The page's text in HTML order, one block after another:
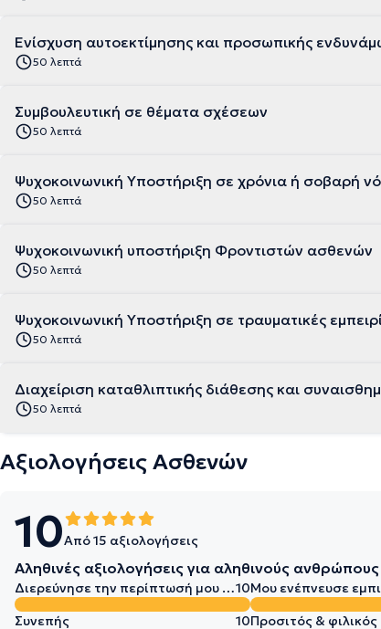
Ενίσχυση αυτοεκτίμησης και προσωπικής
50 λεπτά
Συμβουλευτική σε θέματα σχέσεων
50 λεπτά
Ψυχοκοινωνική Υποστήριξη σε χρόνια ή σοβαρή
50 λεπτά
Ψυχοκοινωνική υποστήριξη Φροντιστών ασθενών
50 λεπτά
Ψυχοκοινωνική Υποστήριξη σε τραυματικές
50 λεπτά
Διαχείριση καταθλιπτικής διάθεσης και
50 λεπτά
Αξιολογήσεις Ασθενών
10Από 15 αξιολογήσεις
Αληθινές αξιολογήσεις για αληθινούς ανθρώπους
Διερεύνησε την περίπτωσή μου σε βάθος10Μου ενέπνευσε
Συνεπής
10Προσιτός & φιλικός